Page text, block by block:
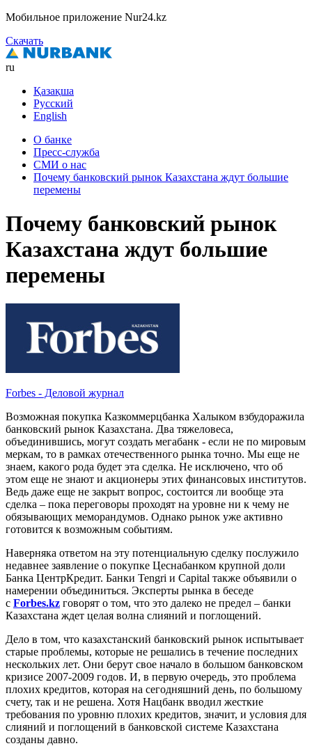
Мобильное приложение Nur24.kz
Скачать
ru
Қазақша
Русский
English
О банке
Пресс-служба
СМИ о нас
Почему банковский рынок Казахстана ждут большие
перемены
Почему банковский рынок
Казахстана ждут большие
перемены
Forbes - Деловой журнал
Возможная покупка Казкоммерцбанка Халыком взбудоражила
банковский рынок Казахстана. Два тяжеловеса,
объединившись, могут создать мегабанк - если не по мировым
меркам, то в рамках отечественного рынка точно. Мы еще не
знаем, какого рода будет эта сделка. Не исключено, что об
этом еще не знают и акционеры этих финансовых институтов.
Ведь даже еще не закрыт вопрос, состоится ли вообще эта
сделка – пока переговоры проходят на уровне ни к чему не
обязывающих меморандумов. Однако рынок уже активно
готовится к возможным событиям.
Наверняка ответом на эту потенциальную сделку послужило
недавнее заявление о покупке Цеснабанком крупной доли
Банка ЦентрКредит. Банки Tengri и Capital также объявили о
намерении объединиться. Эксперты рынка в беседе
с Forbes.kz говорят о том, что это далеко не предел – банки
Казахстана ждет целая волна слияний и поглощений.
Дело в том, что казахстанский банковский рынок испытывает
старые проблемы, которые не решались в течение последних
нескольких лет. Они берут свое начало в большом банковском
кризисе 2007-2009 годов. И, в первую очередь, это проблема
плохих кредитов, которая на сегодняшний день, по большому
счету, так и не решена. Хотя Нацбанк вводил жесткие
требования по уровню плохих кредитов, значит, и условия для
слияний и поглощений в банковской системе Казахстана
созданы давно.